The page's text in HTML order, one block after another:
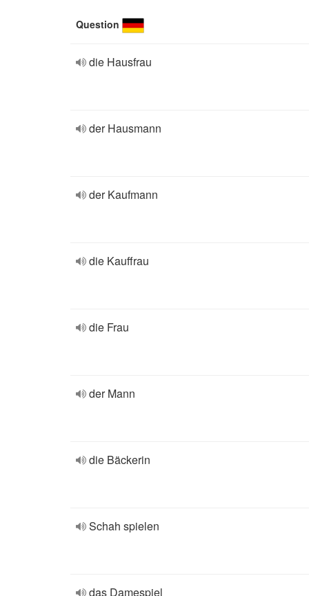
Question
die Hausfrau
der Hausmann
der Kaufmann
die Kauffrau
die Frau
der Mann
die Bäckerin
Schah spielen
das Damespiel